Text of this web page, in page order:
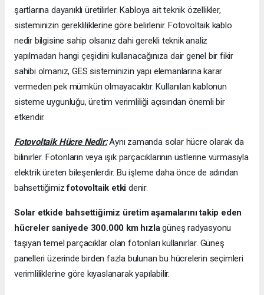
şartlarına dayanıklı üretilirler. Kabloya ait teknik özellikler,
sisteminizin gerekliliklerine göre belirlenir. Fotovoltaik kablo
nedir bilgisine sahip olsanız dahi gerekli teknik analiz
yapılmadan hangi çeşidini kullanacağınıza dair genel bir fikir
sahibi olmanız, GES sisteminizin yapı elemanlarına karar
vermeden pek mümkün olmayacaktır. Kullanılan kablonun
sisteme uygunluğu, üretim verimliliği açısından önemli bir
etkendir.
Fotovoltaik Hücre Nedir:Aynı zamanda solar hücre olarak da
bilinirler. Fotonların veya ışık parçacıklarının üstlerine vurmasıyla
elektrik üreten bileşenlerdir. Bu işleme daha önce de adından
bahsettiğimizfotovoltaik etkidenir.
Solar etkide bahsettiğimiz üretim aşamalarını takip eden
hücreler saniyede 300.000 km hızlagüneş radyasyonu
taşıyan temel parçacıklar olan fotonları kullanırlar. Güneş
panelleri üzerinde birden fazla bulunan bu hücrelerin seçimleri
verimliliklerine göre kıyaslanarak yapılabilir.